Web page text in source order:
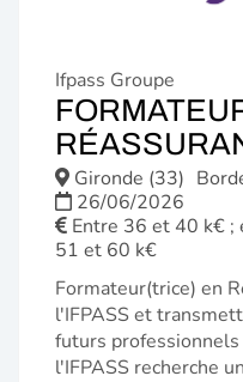
Ifpass Groupe
Gironde (33)
26/06/2026
Entre 36 et 40 k€
51 et 60 k€
Formateur(trice) en
l'IFPASS et
futurs professionnels
l'IFPASS recherche